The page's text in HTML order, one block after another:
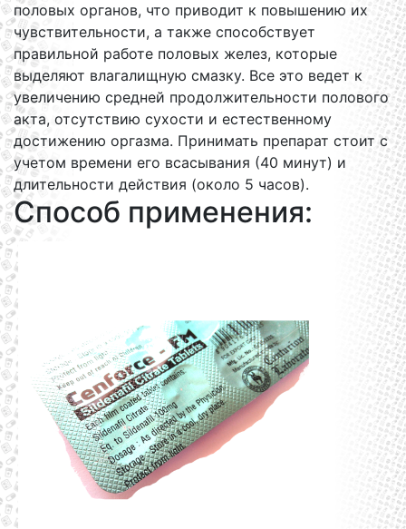
половых органов, что приводит к повышению их
чувствительности, а также способствует
правильной работе половых желез, которые
выделяют влагалищную смазку. Все это ведет к
увеличению средней продолжительности полового
акта, отсутствию сухости и естественному
достижению оргазма. Принимать препарат стоит с
учетом времени его всасывания (40 минут) и
длительности действия (около 5 часов).
Способ применения: